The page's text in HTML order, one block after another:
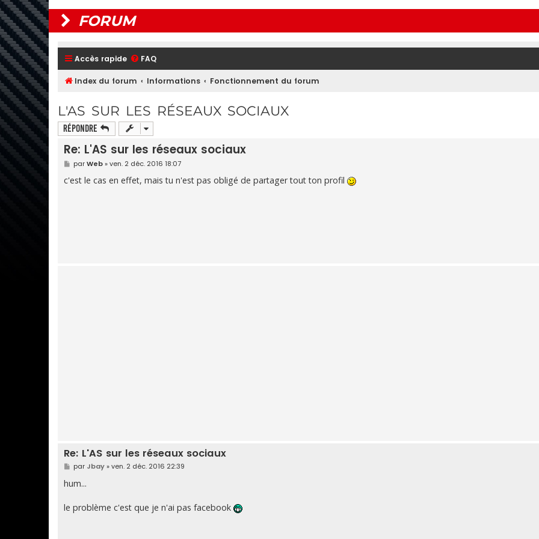
FORUM
Accès rapide FAQ
Index du forum Informations Fonctionnement du forum
L'AS SUR LES RÉSEAUX SOCIAUX
Répondre
Re: L'AS sur les réseaux sociaux
M
e
s
s
parWeb»ven. 2 déc. 2016 18:07
c'est le cas en effet, mais tu n'est pas obligé de partager tout ton profil
Re: L'AS sur les réseaux sociaux
M
e
s
s
g
e
par Jbay»ven. 2 déc. 2016 22:39
hum...
le problème c'est que je n'ai pas facebook